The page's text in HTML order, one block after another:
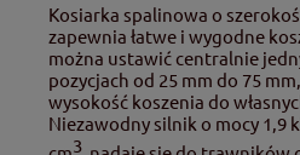
Kosiarka spalinowa o
zapewnia łatwe i wygodne
można ustawić centralnie
pozycjach od 25 mm do 75
wysokość koszenia do
Niezawodny silnik o mocy 1,9
3